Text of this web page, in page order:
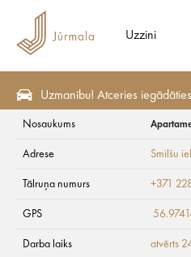
Uzzini
Uzmanību! Atceries
Dzīvokļviesnīcas
Nosaukums
Adrese Smilšu
Tālruņa numurs +371
GPS
Darba laiks atvērts